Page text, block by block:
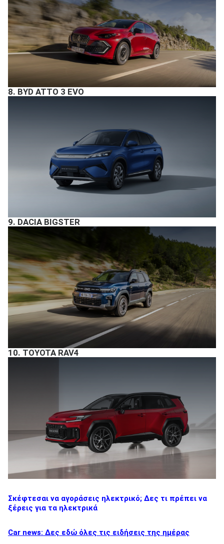
8. BYD ATTO 3 EVO
9. DACIA BIGSTER
10. TOYOTA RAV4
Σκέφτεσαι να αγοράσεις ηλεκτρικό; Δες τι πρέπει να
ξέρεις για τα ηλεκτρικά
Car news: Δες εδώ όλες τις ειδήσεις της ημέρας